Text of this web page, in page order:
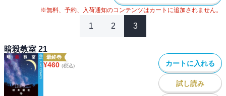
※無料、予約、入荷通知のコンテンツはカートに追加されません。
1 2 3
暗殺教室 21
最終巻
¥460 (税込) カートに入れる
試し読み